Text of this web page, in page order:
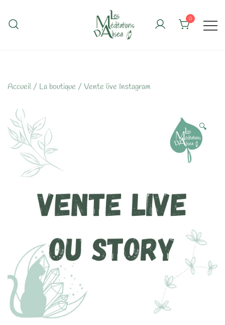
content
0
Accueil / La boutique / Vente live Instagram
🔍